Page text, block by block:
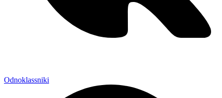
Odnoklassniki